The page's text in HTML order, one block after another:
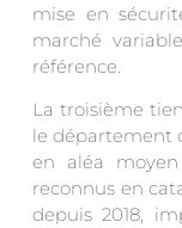
mise en
marché
référence.
La troisième
le département
en aléa
reconnus en
depuis 2018,